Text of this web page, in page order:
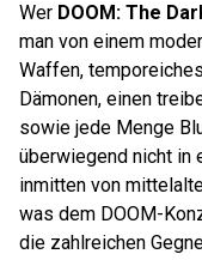
Wer DOOM: The
man von einem
Waffen,
Dämonen, einen
sowie jede Menge
überwiegend nicht in
inmitten von
was dem DOOM-
die zahlreichen